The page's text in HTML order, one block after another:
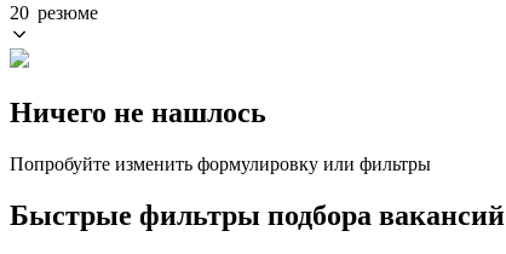
20 резюме
Ничего не нашлось
Попробуйте изменить формулировку или фильтры
Быстрые фильтры подбора вакансий